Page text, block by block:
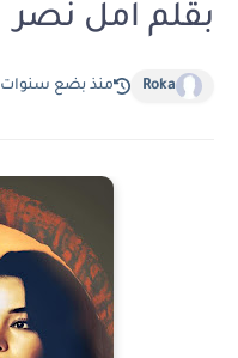
بقلم امل نصر
Roka منذ بضع سنوات